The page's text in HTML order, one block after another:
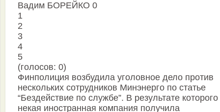
Вадим БОРЕЙКО 0
1
2
3
4
5
(голосов: 0)
Финполиция возбудила уголовное дело против
нескольких сотрудников Минэнерго по статье
“Бездействие по службе”. В результате которого
некая иностранная компания получила